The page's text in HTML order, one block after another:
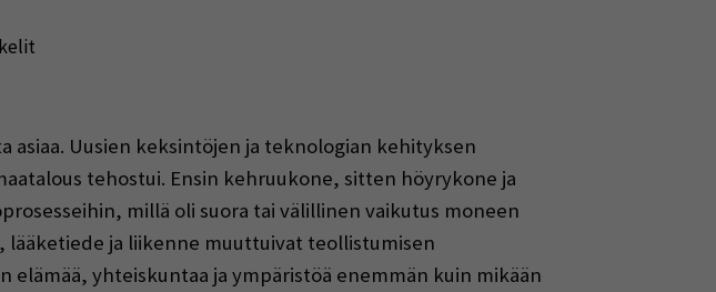
asiaa. Uusien keksintöjen ja teknologian kehityksen
tehostui. Ensin kehruukone, sitten höyrykone ja
millä oli suora tai välillinen vaikutus moneen
lääketiede ja liikenne muuttuivat teollistumisen
yhteiskuntaa ja ympäristöä enemmän kuin mikään